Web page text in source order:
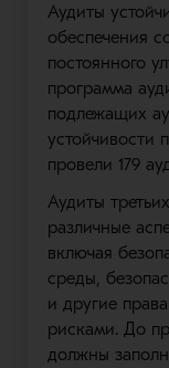
Аудиты
обеспечения
постоянного
программа
подлежащих
устойчивости
провели 179
Аудиты
различные
включая
среды,
и другие
рисками. До
должны